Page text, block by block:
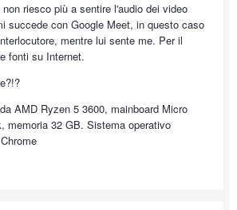
riesco più a sentire l'audio dei video
succede con Google Meet, in questo caso
mentre lui sente me. Per il
fonti su Internet.
AMD Ryzen 5 3600, mainboard Micro
memoria 32 GB. Sistema operativo